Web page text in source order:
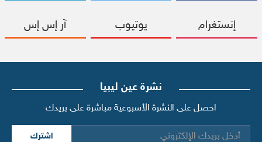
إنستغرام يوتيوب آر إس إس
نشرة عين ليبيا
احصل على النشرة الأسبوعية مباشرة على بريدك
اشترك